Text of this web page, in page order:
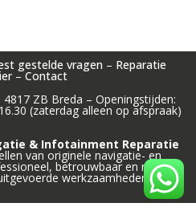
gestelde vragen – Reparatie
–Contact
ZB Breda – Openingstijden:
(zaterdag alleen op afspraak)
& Infotainment Reparatie
van originele navigatie- en
betrouwbaar en met 12
werkzaamheden.